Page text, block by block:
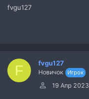
fvgu127
F fvgu127
Новичок Игрок
19 Апр 2023